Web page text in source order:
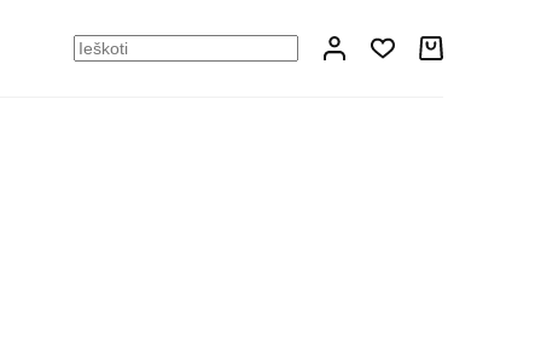
Shopping